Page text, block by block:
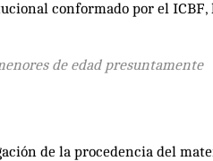
conformado por el ICBF,
de edad presuntamente
de la procedencia del